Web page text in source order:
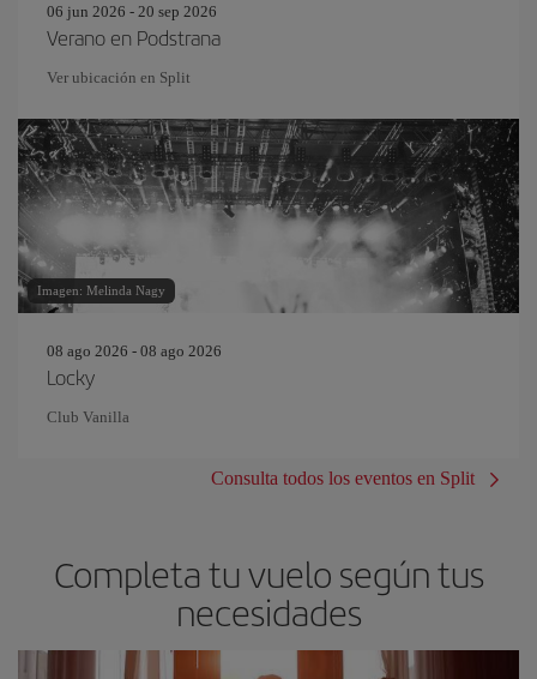
06 jun 2026 - 20 sep 2026
Verano en Podstrana
Ver ubicación en Split
Imagen: Melinda Nagy
08 ago 2026 - 08 ago 2026
Locky
Club Vanilla
Consulta todos los eventos en Split
Completa tu vuelo según tus
necesidades